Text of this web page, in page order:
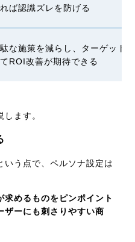
ば認識ズレを防げる
な施策を減らし、ターゲット
てROI改善が期待できる
ます。
いう点で、ペルソナ設定は
求めるものをピンポイント
ザーにも刺さりやすい商